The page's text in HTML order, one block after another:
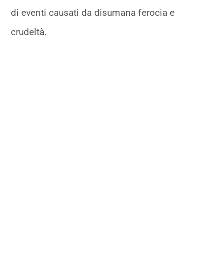
di eventi causati da disumana ferocia e
crudeltà.